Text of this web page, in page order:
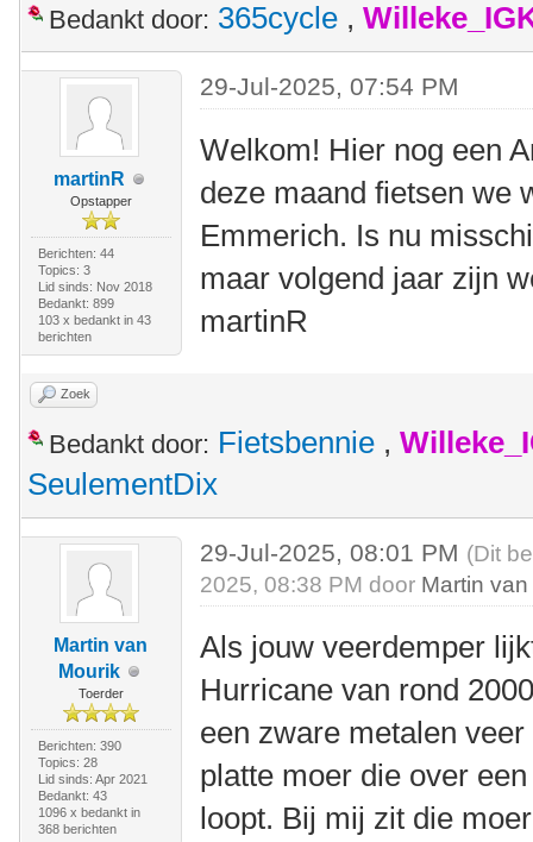
Bedankt door: 365cycle ,
martinR
Opstapper
Berichten: 44
Topics: 3
Lid sinds: Nov 2018
Bedankt: 899
103 x bedankt in 43
berichten
29-Jul-2025, 07:54 PM
Welkom! Hier nog een
deze maand fietsen we
Emmerich. Is nu
maar volgend jaar zijn
martinR
Zoek
Bedankt door: Fietsbennie ,
SeulementDix
Martin van
Mourik
Toerder
Berichten: 390
Topics: 28
Lid sinds: Apr 2021
Bedankt: 43
1096 x bedankt in
368 berichten
29-Jul-2025, 08:01 PM (Dit
2025, 08:38 PM door Martin
Als jouw veerdemper
Hurricane van rond
een zware metalen
platte moer die over
loopt. Bij mij zit die